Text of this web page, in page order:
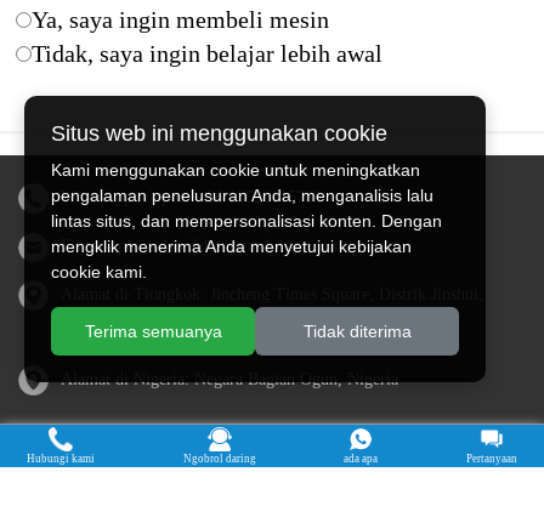
Ya, saya ingin membeli mesin
Tidak, saya ingin belajar lebih awal
WhatsApp/telepon:+86 13526615783
E-mail:penjualan@doingmachinery.com
Zhengzhou, Provinsi Henan
Alamat di Nigeria: Negara Bagian Ogun, Nigeria
Situs web ini menggunakan cookie
Kami menggunakan cookie untuk meningkatkan
pengalaman penelusuran Anda, menganalisis lalu
lintas situs, dan mempersonalisasi konten. Dengan
mengklik menerima Anda menyetujui kebijakan
cookie kami.
Terima semuanya Tidak diterima
Hubungi kami Ngobrol daring ada apa Pertanyaan